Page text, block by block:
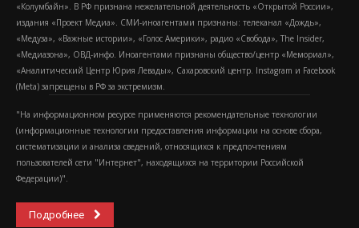
«Колумбайн». В РФ признана нежелательной деятельность «Открытой России»,
издания «Проект Медиа». СМИ-иноагентами признаны: телеканал «Дождь»,
«Медуза», «Важные истории», «Голос Америки», радио «Свобода», The Insider,
«Медиазона», ОВД-инфо. Иноагентами признаны общество/центр «Мемориал»,
«Аналитический Центр Юрия Левады», Сахаровский центр. Instagram и Facebook
(Metа) запрещены в РФ за экстремизм.
"На информационном ресурсе применяются рекомендательные технологии
(информационные технологии предоставления информации на основе сбора,
систематизации и анализа сведений, относящихся к предпочтениям
пользователей сети "Интернет", находящихся на территории Российской
Федерации)".
Подробнее